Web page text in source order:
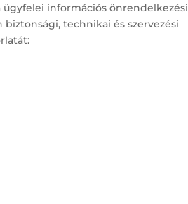
információs önrendelkezési
technikai és szervezési